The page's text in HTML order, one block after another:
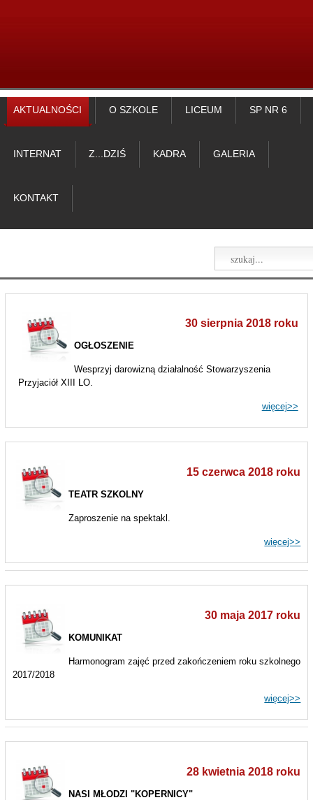
AKTUALNOŚCI O SZKOLE LICEUM SP NR 6
INTERNAT Z...DZIŚ KADRA GALERIA
KONTAKT
30 sierpnia 2018 roku
OGŁOSZENIE
Wesprzyj darowizną działalność Stowarzyszenia
Przyjaciół XIII LO.
więcej>>
15 czerwca 2018 roku
TEATR SZKOLNY
Zaproszenie na spektakl.
więcej>>
30 maja 2017 roku
KOMUNIKAT
Harmonogram zajęć przed zakończeniem roku szkolnego
2017/2018
więcej>>
28 kwietnia 2018 roku
NASI MŁODZI "KOPERNICY"